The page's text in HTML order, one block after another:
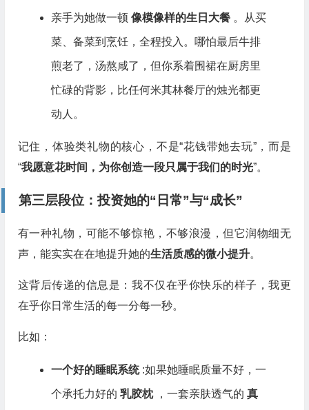
亲手为她做一顿 像模像样的生日大餐 。从买
菜、备菜到烹饪，全程投入。哪怕最后牛排
煎老了，汤熬咸了，但你系着围裙在厨房里
忙碌的背影，比任何米其林餐厅的烛光都更
动人。
记住，体验类礼物的核心，不是“花钱带她去玩”，而是
“我愿意花时间，为你创造一段只属于我们的时光”。
第三层段位：投资她的“日常”与“成长”
有一种礼物，可能不够惊艳，不够浪漫，但它润物细无
声，能实实在在地提升她的生活质感的微小提升。
这背后传递的信息是：我不仅在乎你快乐的样子，我更
在乎你日常生活的每一分每一秒。
比如：
一个好的睡眠系统 :如果她睡眠质量不好，一
个承托力好的 乳胶枕 ，一套亲肤透气的 真